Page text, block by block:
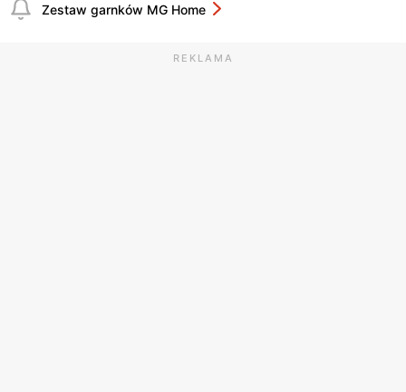
Zestaw garnków MG Home
REKLAMA